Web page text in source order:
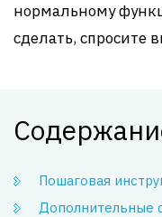
нормальному
сделать, спросите
Пошаговая
Дополнительные